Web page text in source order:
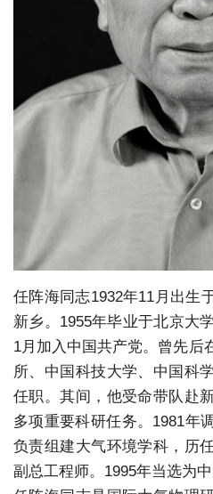
任阵海同志1932年11月出生
新乡。1955年毕业于北京大
1月加入中国共产党。曾先后
所、中国科技大学、中国科
任职。其间，他受命带队赴
多项重要科研任务。1981年
负责组建大气环境学科，历
副总工程师。1995年当选为中